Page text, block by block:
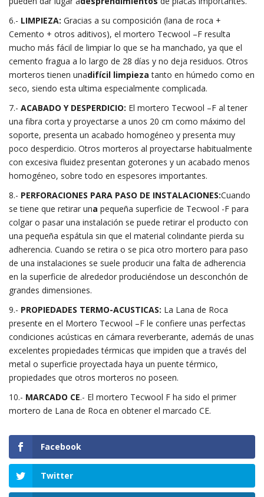
6.- LIMPIEZA: Gracias a su composición (lana de roca +
Cemento + otros aditivos), el mortero Tecwool –F resulta
mucho más fácil de limpiar lo que se ha manchado, ya que el
cemento fragua a lo largo de 28 días y no deja residuos. Otros
morteros tienen unadifícil limpieza tanto en húmedo como en
seco, siendo esta ultima especialmente complicada.
7.- ACABADO Y DESPERDICIO: El mortero Tecwool –F al tener
una fibra corta y proyectarse a unos 20 cm como máximo del
soporte, presenta un acabado homogéneo y presenta muy
poco desperdicio. Otros morteros al proyectarse habitualmente
con excesiva fluidez presentan goterones y un acabado menos
homogéneo, sobre todo en espesores importantes.
8.- PERFORACIONES PARA PASO DE INSTALACIONES:Cuando
se tiene que retirar una pequeña superficie de Tecwool -F para
colgar o pasar una instalación se puede retirar el producto con
una pequeña espátula sin que el material colindante pierda su
adherencia. Cuando se retira o se pica otro mortero para paso
de una instalaciones se suele producir una falta de adherencia
en la superficie de alrededor produciéndose un desconchón de
grandes dimensiones.
9.- PROPIEDADES TERMO-ACUSTICAS: La Lana de Roca
presente en el Mortero Tecwool –F le confiere unas perfectas
condiciones acústicas en cámara reverberante, además de unas
excelentes propiedades térmicas que impiden que a través del
metal o superficie proyectada haya un puente térmico,
propiedades que otros morteros no poseen.
10.- MARCADO CE.- El mortero Tecwool F ha sido el primer
mortero de Lana de Roca en obtener el marcado CE.
Facebook
Twitter